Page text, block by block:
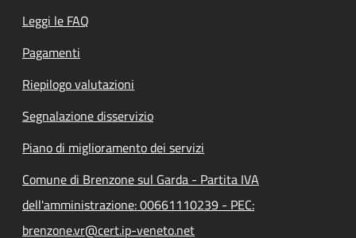
Leggi le FAQ
Pagamenti
Riepilogo valutazioni
Segnalazione disservizio
Piano di miglioramento dei servizi
Comune di Brenzone sul Garda - Partita IVA
dell'amministrazione: 00661110239 - PEC:
brenzone.vr@cert.ip-veneto.net